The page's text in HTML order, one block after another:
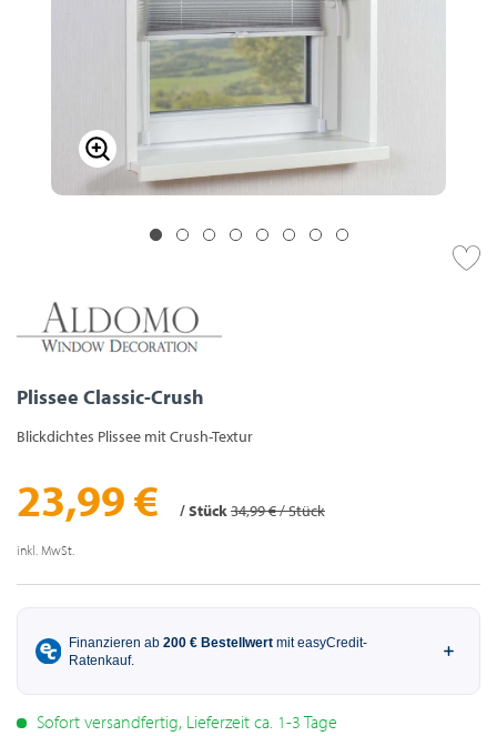
Plissee Classic-Crush
Blickdichtes Plissee mit Crush-Textur
23,99 € / Stück34,99 € / Stück
inkl. MwSt.
Sofort versandfertig, Lieferzeit ca. 1-3 Tage